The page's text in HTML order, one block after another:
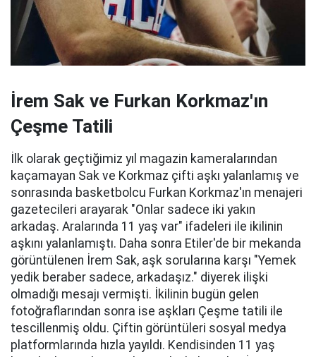
İrem Sak ve Furkan Korkmaz'ın
Çeşme Tatili
İlk olarak geçtiğimiz yıl magazin kameralarından
kaçamayan Sak ve Korkmaz çifti aşkı yalanlamış ve
sonrasında basketbolcu Furkan Korkmaz'ın menajeri
gazetecileri arayarak "Onlar sadece iki yakın
arkadaş. Aralarında 11 yaş var" ifadeleri ile ikilinin
aşkını yalanlamıştı. Daha sonra Etiler'de bir mekanda
görüntülenen İrem Sak, aşk sorularına karşı "Yemek
yedik beraber sadece, arkadaşız." diyerek ilişki
olmadığı mesajı vermişti. İkilinin bugün gelen
fotoğraflarından sonra ise aşkları Çeşme tatili ile
tescillenmiş oldu. Çiftin görüntüleri sosyal medya
platformlarında hızla yayıldı. Kendisinden 11 yaş